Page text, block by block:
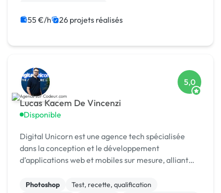
55 €/h 26 projets réalisés
Lucas Kacem De Vincenzi
Disponible
5,0
Digital Unicorn est une agence tech spécialisée
dans la conception et le développement
d’applications web et mobiles sur mesure, alliant
Photoshop
Test, recette, qualification